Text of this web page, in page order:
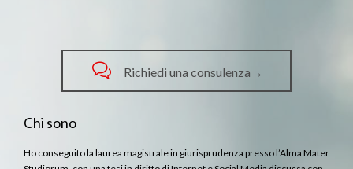
 Richiedi una consulenza→
Chi sono
Ho conseguito la laurea magistrale in giurisprudenza presso l’Alma Mater